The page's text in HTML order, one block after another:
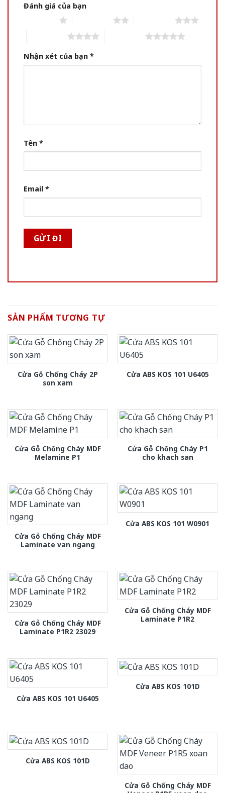
Đánh giá của bạn
Nhận xét của bạn *
Tên *
Email *
SẢN PHẨM TƯƠNG TỰ
Cửa Gỗ Chống Cháy 2P
son xam
Cửa ABS KOS 101 U6405
Cửa Gỗ Chống Cháy MDF
Melamine P1
Cửa Gỗ Chống Cháy P1
cho khach san
Cửa Gỗ Chống Cháy MDF
Laminate van ngang
Cửa ABS KOS 101 W0901
Cửa Gỗ Chống Cháy MDF
Laminate P1R2 23029
Cửa Gỗ Chống Cháy MDF
Laminate P1R2
Cửa ABS KOS 101 U6405
Cửa ABS KOS 101D
Cửa ABS KOS 101D
Cửa Gỗ Chống Cháy MDF